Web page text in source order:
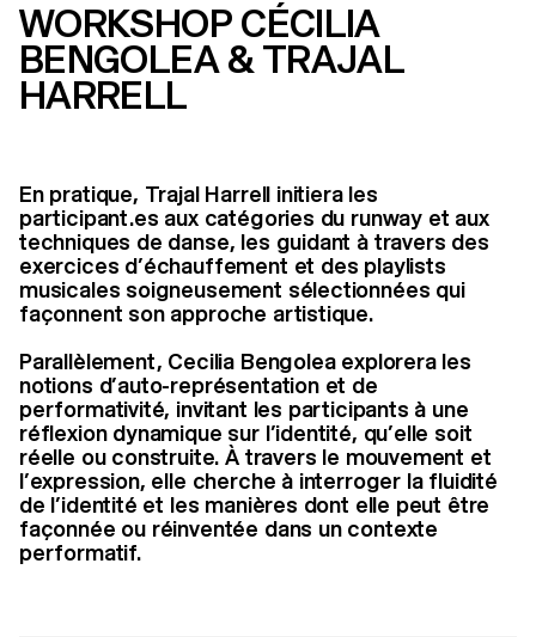
WORKSHOP CÉCILIA
BENGOLEA & TRAJAL
HARRELL
En pratique, Trajal Harrell initiera les
participant.es aux catégories du runway et aux
techniques de danse, les guidant à travers des
exercices d’échauffement et des playlists
musicales soigneusement sélectionnées qui
façonnent son approche artistique.
Parallèlement, Cecilia Bengolea explorera les
notions d’auto-représentation et de
performativité, invitant les participants à une
réflexion dynamique sur l’identité, qu’elle soit
réelle ou construite. À travers le mouvement et
l’expression, elle cherche à interroger la fluidité
de l’identité et les manières dont elle peut être
façonnée ou réinventée dans un contexte
performatif.